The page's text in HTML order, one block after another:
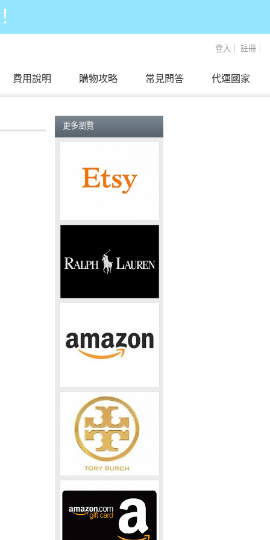
登入 註冊
代運國家
常見問答
購物攻略
費用說明
更多瀏覽